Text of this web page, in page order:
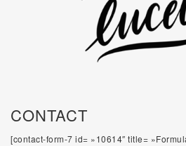
CONTACT
[contact-form-7 id= »10614″ title=